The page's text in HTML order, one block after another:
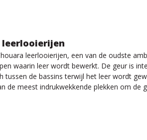
leerlooierijen
leerlooierijen, een van de oudste
waarin leer wordt bewerkt. De geur is
tussen de bassins terwijl het leer wordt
de meest indrukwekkende plekken om de